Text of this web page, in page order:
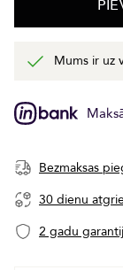
Mums ir uz
Bezmaksas
30 dienu
2 gadu